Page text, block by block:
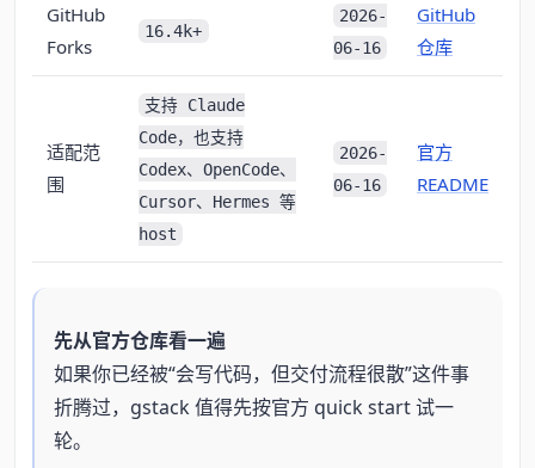
GitHub
Forks
16.4k+
2026-
06-16
GitHub
仓库
适配范
围
支持 Claude
Code，也支持
Codex、OpenCode、
Cursor、Hermes 等
host
2026-
06-16
官方
README
先从官方仓库看一遍
如果你已经被“会写代码，但交付流程很散”这件事
折腾过，gstack 值得先按官方 quick start 试一
轮。